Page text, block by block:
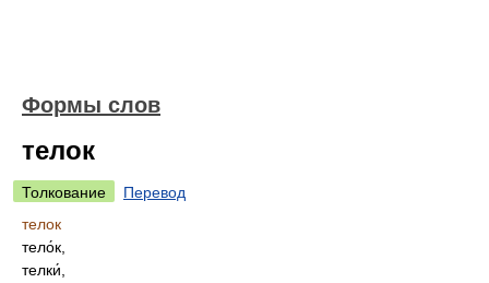
Формы слов
телок
Толкование
Перевод
телок
тело́к,
телки́,